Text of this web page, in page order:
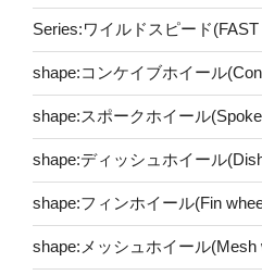
Series:ワイルドスピード
shape:コンケイブホイール
shape:スポークホイール
shape:ディッシュホイール
shape:フィンホイール(Fin
shape:メッシュホイール(Mesh